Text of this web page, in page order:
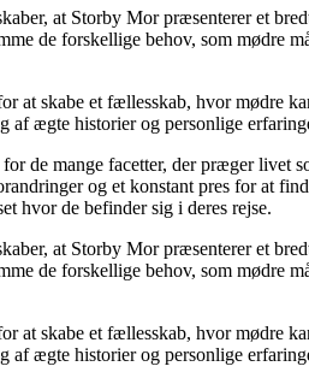
at Storby Mor præsenterer et
de forskellige behov, som mødre
at skabe et fællesskab, hvor mødre
ægte historier og personlige
de mange facetter, der præger
og et konstant pres for at
hvor de befinder sig i deres rejse.
at Storby Mor præsenterer et
de forskellige behov, som mødre
at skabe et fællesskab, hvor mødre
ægte historier og personlige